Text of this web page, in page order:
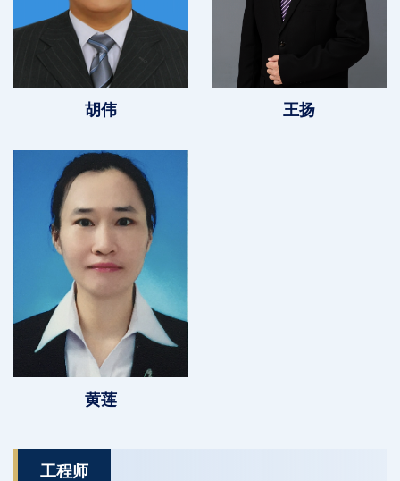
胡伟 王扬
黄莲
工程师